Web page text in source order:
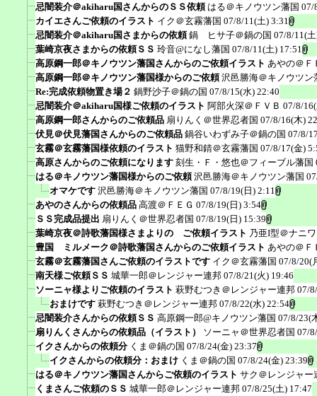
忌闇装介＠akiharu国さんからのＳＳ依頼 はる＠キノウツン藩国 07/
カイエさんご依頼のイラスト イク＠玄霧藩国 07/8/11(土) 3:31
忌闇装介＠akiharu国さまからの依頼 鍋 ヒサ子＠鍋の国 07/8/11(
葉崎京夜さまからの依頼ＳＳ 玲音@になし藩国 07/8/11(土) 17:51
高原鋼一郎＠キノウツン藩国さんからのご依頼イラスト あやの＠Ｆ
高原鋼一郎＠キノウツン藩国様からのご依頼 沢邑勝海＠キノウツン
Re:完成依頼物置き場２ 鍋野沙子＠鍋の国 07/8/15(水) 22:40
忌闇装介＠akiharu国様ご依頼のイラスト 阿部火深＠ＦＶＢ 07/8/
高原鋼一郎さんからのご依頼品 扇りんく＠世界忍者国 07/8/16(木)
伏見＠伏見藩国さんからのご依頼品 鍋谷いわずみ子＠鍋の国 07/8/
玄霧＠玄霧藩国様依頼のイラスト 猫野和錆＠玄霧藩国 07/8/17(金)
高原さんからのご依頼になります 刻生・Ｆ・悠也＠フィーブル藩国
はる＠キノウツン藩国様からのご依頼 沢邑勝海＠キノウツン藩国
オマケです 沢邑勝海＠キノウツン藩国 07/8/19(日) 2:11
あやのさんからの依頼品 高渡＠ＦＥＧ 07/8/19(日) 3:54
ＳＳ完成品提出 扇りんく＠世界忍者国 07/8/19(日) 15:39
葉崎京夜＠詩歌藩国様さまよりの ご依頼イラスト 乃亜I型＠ナニ
豊国 ミルメーク＠詩歌藩国さんからのご依頼イラスト あやの＠Ｆ
玄霧＠玄霧藩国さんご依頼のイラストです イク＠玄霧藩国 07/8/20(
南天様ご依頼ＳＳ 城華一郎＠レンジャー連邦 07/8/21(火) 19:46
ソーニャ様よりご依頼のイラスト 萩野むつき＠レンジャー連邦 07/
おまけです 萩野むつき＠レンジャー連邦 07/8/22(水) 22:54
忌闇装介さんからの依頼ＳＳ 高原鋼一郎@キノウツン藩国 07/8/23(
扇りんくさんからの依頼品（イラスト）
ソーニャ＠世界忍者国 07/
イクさんからの依頼分 くま＠鍋の国 07/8/24(金) 23:37
イクさんからの依頼分：おまけ くま＠鍋の国 07/8/24(金) 23:39
はる＠キノウツン藩国さんからご依頼のイラスト サク＠レンジャー
くまさんご依頼のＳＳ 城華一郎＠レンジャー連邦 07/8/25(土) 17:47